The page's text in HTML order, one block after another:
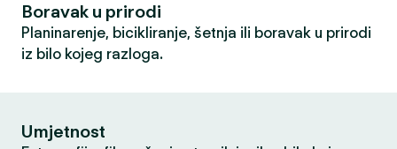
Boravak u prirodi
Planinarenje, bicikliranje, šetnja ili boravak u prirodi
iz bilo kojeg razloga.
Umjetnost